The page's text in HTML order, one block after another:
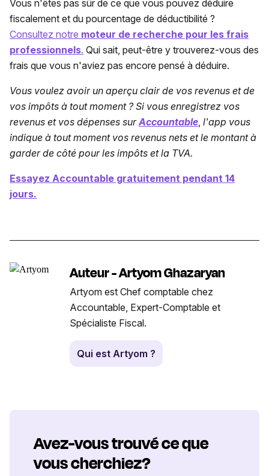
Vous n'êtes pas sûr de ce que vous pouvez déduire
fiscalement et du pourcentage de déductibilité ?
Consultez notre moteur de recherche pour les frais
professionnels. Qui sait, peut-être y trouverez-vous des
frais que vous n'aviez pas encore pensé à déduire.
Vous voulez avoir un aperçu clair de vos revenus et de
vos impôts à tout moment ? Si vous enregistrez vos
revenus et vos dépenses sur Accountable l'app vous
indique à tout moment vos revenus nets et le montant à
garder de côté pour les impôts et la TVA.
Essayez Accountable gratuitement pendant 14
jours.
Auteur - Artyom Ghazaryan
Artyom est Chef comptable chez
Accountable, Expert-Comptable et
Spécialiste Fiscal.
Qui est Artyom ?
Avez-vous trouvé ce que
vous cherchiez?